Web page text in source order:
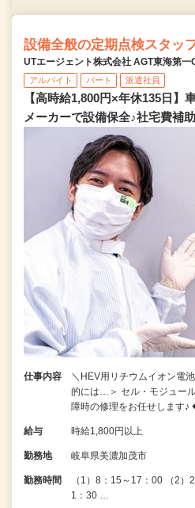
設備全般の定期点検スタッ
UTエージェント株式会社 AGT東海第一
アルバイト パート 派遣社員
【高時給1,800円×年休135日】
メーカーで設備保全♪社宅費補
仕事内容
＼HEV用リチウムイオン電
的には…＞ セル・モジュー
障時の修理をお任せします
給与 時給1,800円以上
勤務地 岐阜県美濃加茂市
勤務時間
（1）8：15～17：00 （2
1：30 …